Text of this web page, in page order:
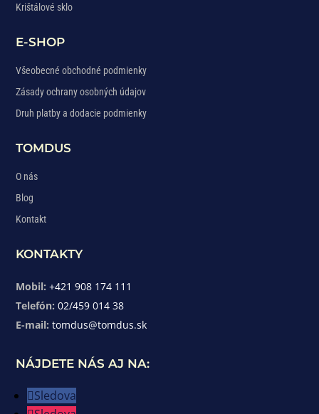
Krištálové sklo
E-SHOP
Všeobecné obchodné podmienky
Zásady ochrany osobných údajov
Druh platby a dodacie podmienky
TOMDUS
O nás
Blog
Kontakt
KONTAKTY
Mobil: +421 908 174 111
Telefón: 02/459 014 38
E-mail: tomdus@tomdus.sk
NÁJDETE NÁS AJ NA:
Sledova